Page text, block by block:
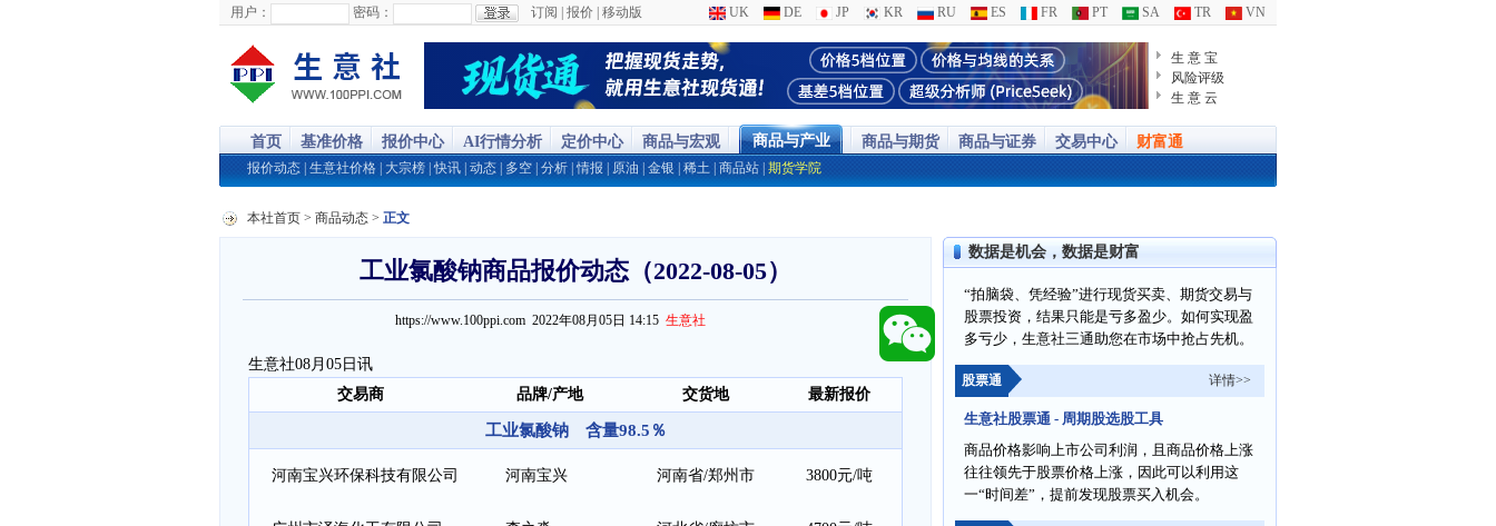
用户： 密码： 订阅 报价 移动版 UK DE JP KR RU ES FR PT SA TR VN
生 意 宝
风险评级
生 意 云
首页 基准价格 报价中心 AI行情分析 定价中心 商品与宏观 商品与产业 商品与期货 商品与证券 交易中心 财富通
报价动态 生意社价格 大宗榜 |快讯 动态 多空 分析 |情报 原油 金银 稀土 商品站 期货学院
本社首页 > 商品动态 > 正文
工业氯酸钠商品报价动态（2022-08-05）
https://www.100ppi.com 2022年08月05日 14:15 生意社
生意社08月05日讯
交易商
品牌/产地 交货地 最新报价
工业氯酸钠 含量98.5％
河南宝兴环保科技有限公司 河南宝兴 河南省/郑州市 3800元/吨
数据是机会，数据是财富
“拍脑袋、凭经验”进行现货买卖、期货交易与
股票投资，结果只能是亏多盈少。如何实现盈
多亏少，生意社三通助您在市场中抢占先机。
股票通 详情>>
生意社股票通 - 周期股选股工具
商品价格影响上市公司利润，且商品价格上涨
往往领先于股票价格上涨，因此可以利用这
一“时间差”，提前发现股票买入机会。